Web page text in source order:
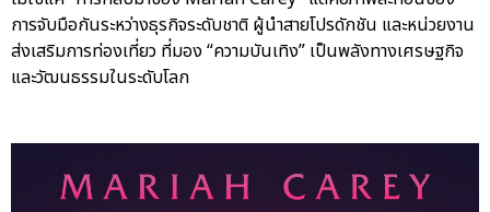
การจับมือกันระหว่างธุรกิจระดับชาติ ผู้นำสายโปรดักชัน และหน่วยงาน
ส่งเสริมการท่องเที่ยว ที่มอง “ความบันเทิง” เป็นพลังทางเศรษฐกิจ
และวัฒนธรรมในระดับโลก